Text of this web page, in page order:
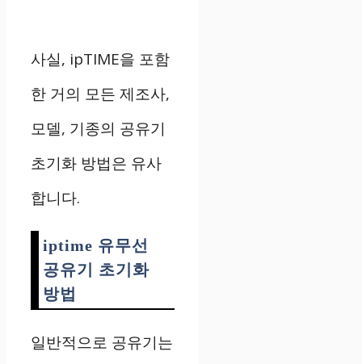
사실, ipTIME을 포함
한 거의 모든 제조사,
모델, 기종의 공유기
초기화 방법은 유사
합니다.
iptime 유무선
공유기 초기화
방법
일반적으로 공유기는